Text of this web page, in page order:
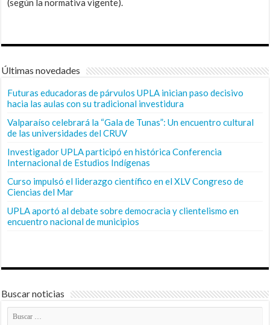
Últimas novedades
Futuras educadoras de párvulos UPLA inician paso decisivo
hacia las aulas con su tradicional investidura
Valparaíso celebrará la “Gala de Tunas”: Un encuentro cultural
de las universidades del CRUV
Investigador UPLA participó en histórica Conferencia
Internacional de Estudios Indígenas
Curso impulsó el liderazgo científico en el XLV Congreso de
Ciencias del Mar
UPLA aportó al debate sobre democracia y clientelismo en
encuentro nacional de municipios
Buscar noticias